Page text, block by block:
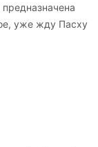
уже жду Пасху